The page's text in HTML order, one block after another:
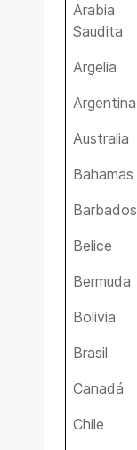
Arabia
Saudita
Argelia
Argentina
Australia
Bahamas
Barbados
Belice
Bermuda
Bolivia
Brasil
Canadá
Chile